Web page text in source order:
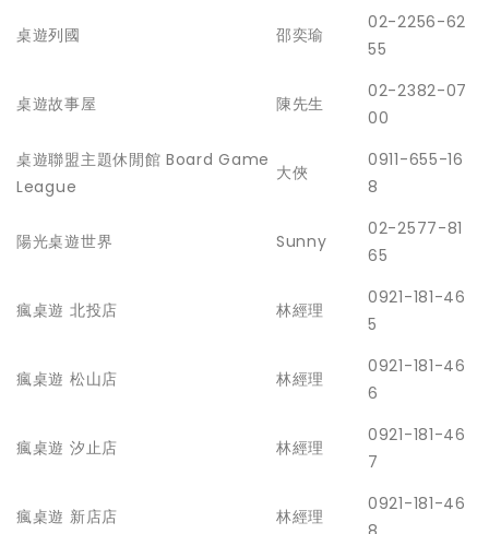
桌遊列國 邵奕瑜
02-2256-62
55
桌遊故事屋 陳先生
02-2382-07
00
桌遊聯盟主題休閒館 Board Game
League
大俠
0911-655-16
8
陽光桌遊世界 Sunny
02-2577-81
65
瘋桌遊 北投店 林經理
0921-181-46
5
瘋桌遊 松山店 林經理
0921-181-46
6
瘋桌遊 汐止店 林經理
0921-181-46
7
瘋桌遊 新店店 林經理
0921-181-46